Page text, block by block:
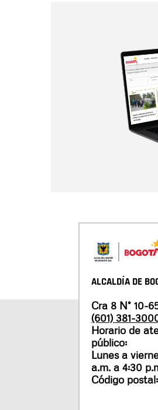
ALCALDÍA DE
Cra 8 N° 10-
(601) 381-
Horario de
público:
Lunes a
a.m. a 4:30
Código postal: